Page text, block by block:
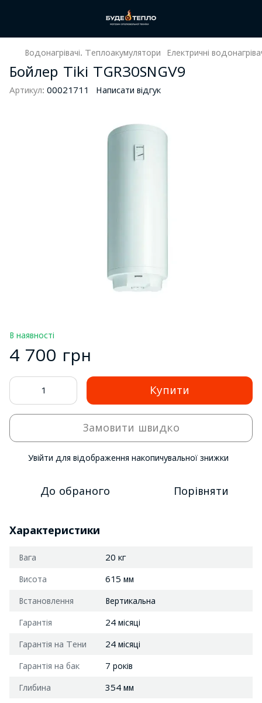
Водонагрівачі. Теплоакумулятори Електричні
Бойлер Tiki TGR30SNGV9
Артикул: 00021711 Написати відгук
В наявності
4 700 грн
Купити
Замовити швидко
Увійти для відображення накопичувальної знижки
До обраного Порівняти
Характеристики
Вага 20 кг
Висота 615 мм
Встановлення Вертикальна
Гарантія 24 місяці
Гарантія на Тени 24 місяці
Гарантія на бак 7 років
Глибина 354 мм